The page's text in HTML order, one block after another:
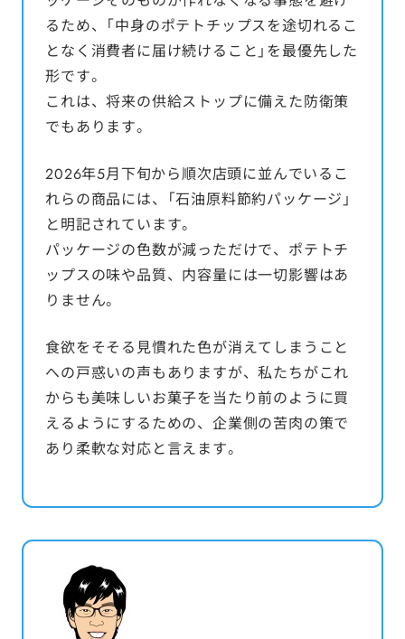
るため、「中身のポテトチップスを途切れるこ
となく消費者に届け続けること」を最優先した
形です。
これは、将来の供給ストップに備えた防衛策
でもあります。
2026年5月下旬から順次店頭に並んでいるこ
れらの商品には、「石油原料節約パッケージ」
と明記されています。
パッケージの色数が減っただけで、ポテトチ
ップスの味や品質、内容量には一切影響はあ
りません。
食欲をそそる見慣れた色が消えてしまうこと
への戸惑いの声もありますが、私たちがこれ
からも美味しいお菓子を当たり前のように買
えるようにするための、企業側の苦肉の策で
あり柔軟な対応と言えます。